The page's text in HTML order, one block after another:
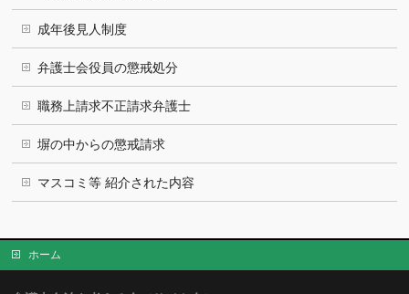
成年後見人制度
弁護士会役員の懲戒処分
職務上請求不正請求弁護士
塀の中からの懲戒請求
マスコミ等 紹介された内容
ホーム